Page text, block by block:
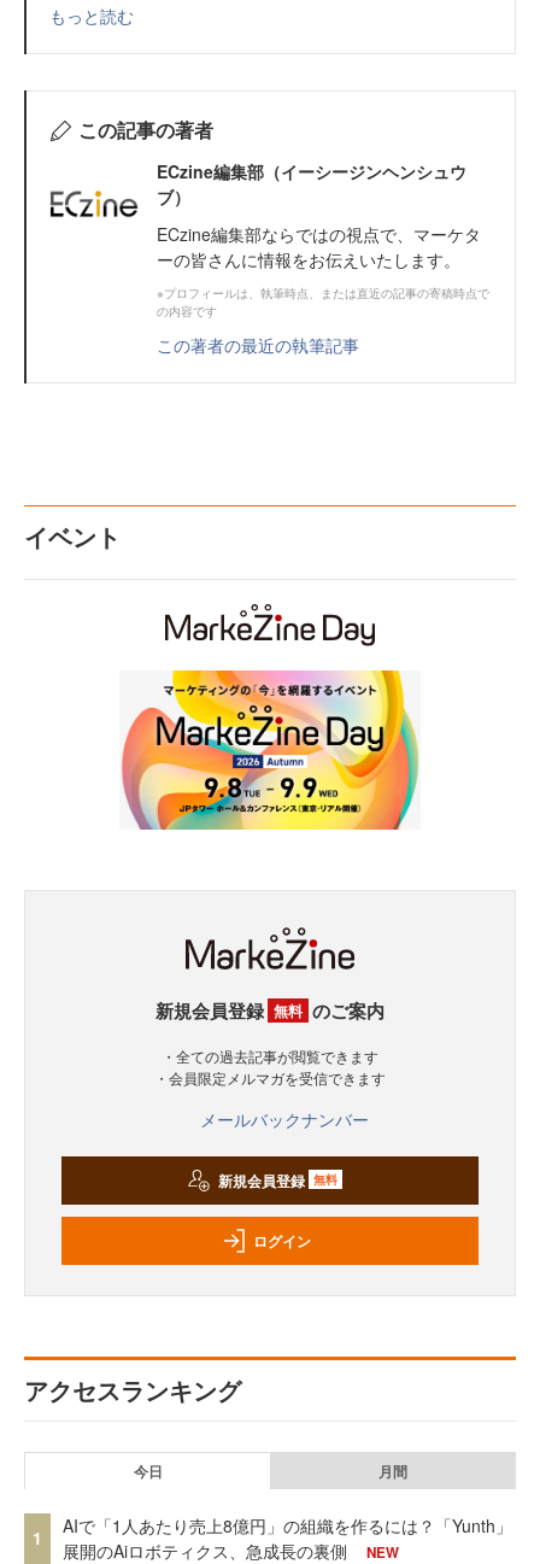
もっと読む
この記事の著者
ECzine編集部（イーシージンヘンシュウ
ブ）
ECzine編集部ならではの視点で、マーケタ
ーの皆さんに情報をお伝えいたします。
※プロフィールは、執筆時点、または直近の記事の寄稿時点で
の内容です
この著者の最近の執筆記事
イベント
新規会員登録 無料 のご案内
・全ての過去記事が閲覧できます
・会員限定メルマガを受信できます
メールバックナンバー
新規会員登録 無料
ログイン
アクセスランキング
今日 月間
1
AIで「1人あたり売上8億円」の組織を作るには？「Yunth」
展開のAiロボティクス、急成長の裏側
NEW